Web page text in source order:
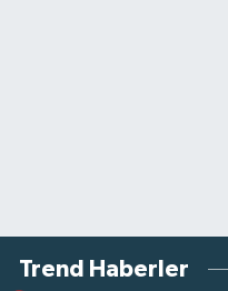
Trend Haberler